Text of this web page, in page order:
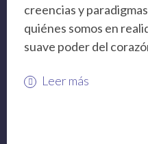
creencias y
quiénes somos en
suave poder del
Leer más